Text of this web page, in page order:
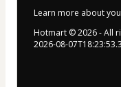
Learn more about
Hotmart ©2026- All
2026-08-